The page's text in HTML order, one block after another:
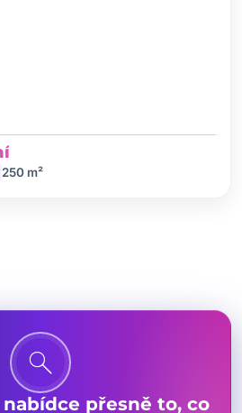
250 m²
search
přesně to, co